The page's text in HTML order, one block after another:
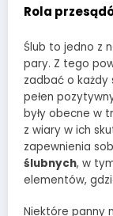
Rola
Ślub to jedno z
pary. Z tego
zadbać o każdy
pełen
były obecne w
z wiary w ich
zapewnienia
ślubnych, w
elementów,
Niektóre panny